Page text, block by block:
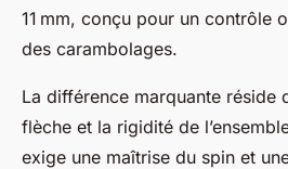
11 mm, conçu pour un contrôle
des carambolages.
La différence marquante réside
flèche et la rigidité de
exige une maîtrise du spin et